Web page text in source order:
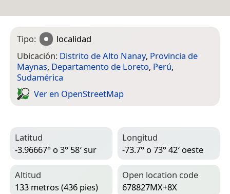
Tipo:
localidad
Ubicación: Distrito de Alto Nanay, Provincia de
Maynas, Departamento de Loreto, Perú,
Sudamérica
Ver en Open­Street­Map
Latitud
-3.96667° o 3° 58′ sur
Longitud
-73.7° o 73° 42′ oeste
Altitud
133 metros (436 pies)
Open location code
678827MX+8X